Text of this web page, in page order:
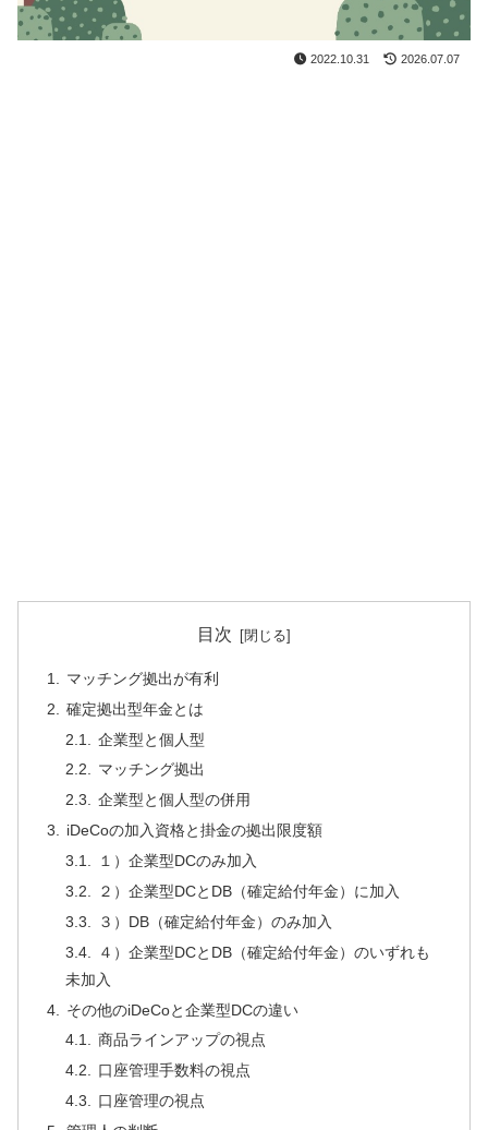
2022.10.31 2026.07.07
目次
マッチング拠出が有利
確定拠出型年金とは
企業型と個人型
マッチング拠出
企業型と個人型の併用
iDeCoの加入資格と掛金の拠出限度額
１）企業型DCのみ加入
２）企業型DCとDB（確定給付年金）に加入
３）DB（確定給付年金）のみ加入
４）企業型DCとDB（確定給付年金）のいずれも
未加入
その他のiDeCoと企業型DCの違い
商品ラインアップの視点
口座管理手数料の視点
口座管理の視点